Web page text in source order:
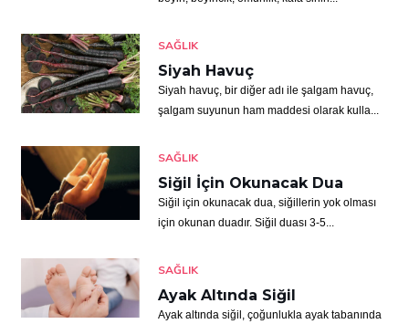
SAĞLIK
Siyah Havuç
Siyah havuç, bir diğer adı ile şalgam havuç,
şalgam suyunun ham maddesi olarak kulla...
SAĞLIK
Siğil İçin Okunacak Dua
Siğil için okunacak dua, siğillerin yok olması
için okunan duadır. Siğil duası 3-5...
SAĞLIK
Ayak Altında Siğil
Ayak altında siğil, çoğunlukla ayak tabanında